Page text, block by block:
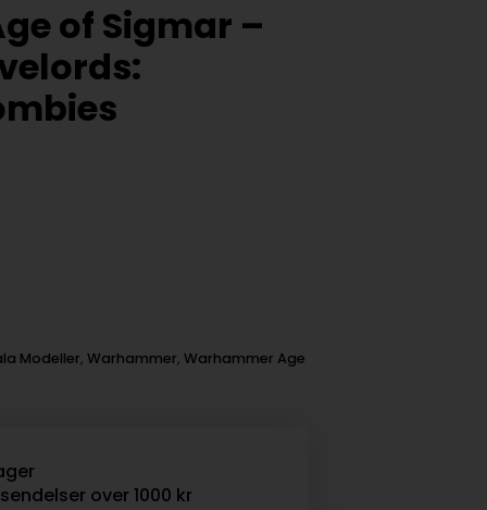
of Sigmar –
Modeller, Warhammer, Warhammer Age
over 1000 kr